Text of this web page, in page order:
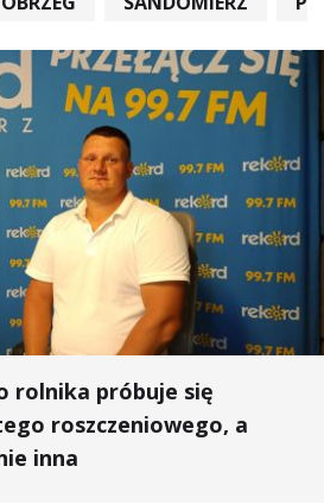
rolnika próbuje się
roszczeniowego, a
inna